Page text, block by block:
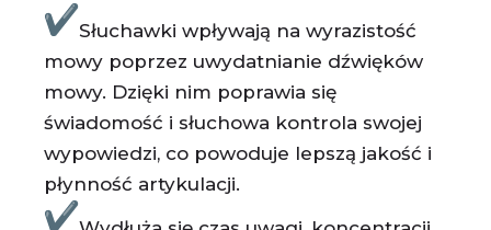
Słuchawki wpływają na wyrazistość
mowy poprzez uwydatnianie dźwięków
mowy. Dzięki nim poprawia się
świadomość i słuchowa kontrola swojej
wypowiedzi, co powoduje lepszą jakość i
płynność artykulacji.